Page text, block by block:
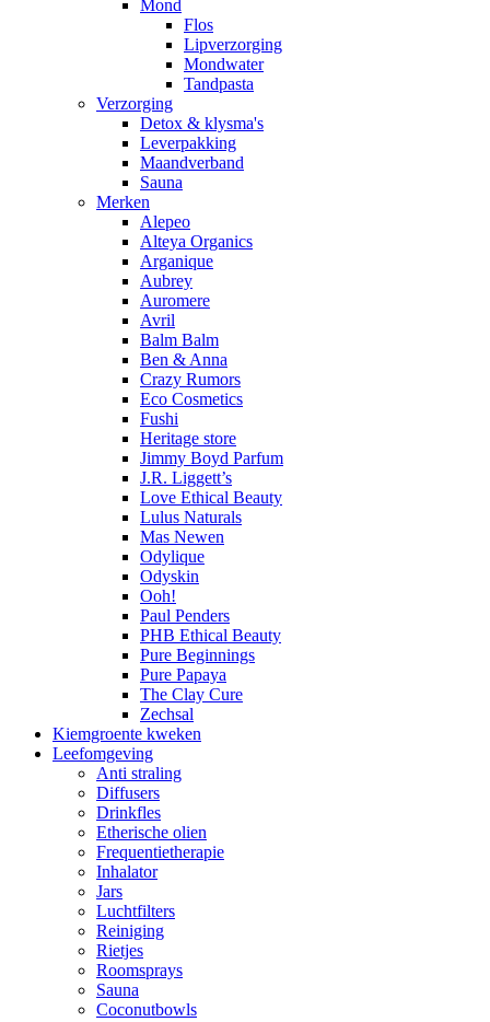
Mond
Flos
Lipverzorging
Mondwater
Tandpasta
Verzorging
Detox & klysma's
Leverpakking
Maandverband
Sauna
Merken
Alepeo
Alteya Organics
Arganique
Aubrey
Auromere
Avril
Balm Balm
Ben & Anna
Crazy Rumors
Eco Cosmetics
Fushi
Heritage store
Jimmy Boyd Parfum
J.R. Liggett’s
Love Ethical Beauty
Lulus Naturals
Mas Newen
Odylique
Odyskin
Ooh!
Paul Penders
PHB Ethical Beauty
Pure Beginnings
Pure Papaya
The Clay Cure
Zechsal
Kiemgroente kweken
Leefomgeving
Anti straling
Diffusers
Drinkfles
Etherische olien
Frequentietherapie
Inhalator
Jars
Luchtfilters
Reiniging
Rietjes
Roomsprays
Sauna
Coconutbowls